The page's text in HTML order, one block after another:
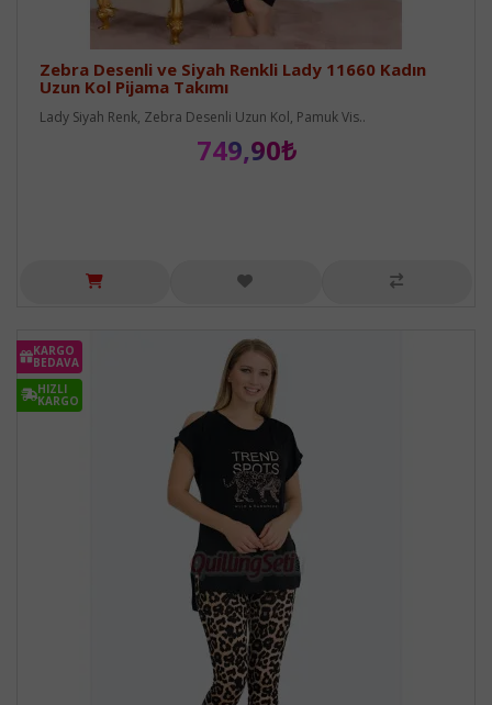
Zebra Desenli ve Siyah Renkli Lady 11660 Kadın
Uzun Kol Pijama Takımı
Lady Siyah Renk, Zebra Desenli Uzun Kol, Pamuk Vis..
749,90₺
KARGO
BEDAVA
HIZLI
KARGO